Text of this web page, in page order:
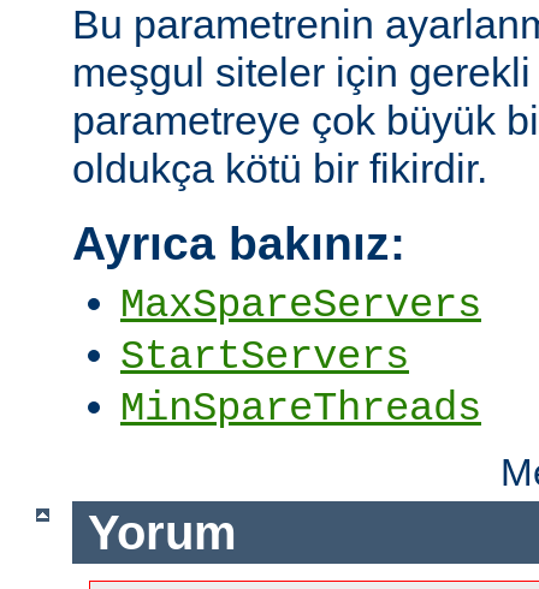
Bu parametrenin
meşgul siteler için
parametreye çok büyük
oldukça kötü bir fikirdir.
Ayrıca bakınız:
MaxSpareServers
StartServers
MinSpareThreads
Yorum